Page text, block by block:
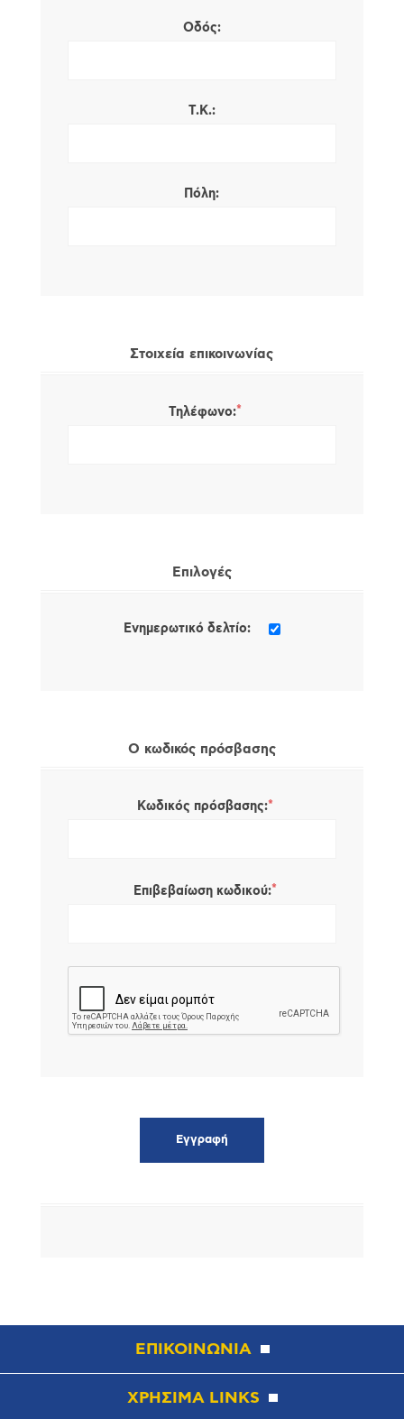
Οδός:
Τ.Κ.:
Πόλη:
Στοιχεία επικοινωνίας
Τηλέφωνο:*
Επιλογές
Ενημερωτικό δελτίο:
Ο κωδικός πρόσβασης
Κωδικός πρόσβασης:*
Επιβεβαίωση κωδικού:*
ΕΠΙΚΟΙΝΩΝΙΑ
ΧΡΗΣΙΜΑ LINKS